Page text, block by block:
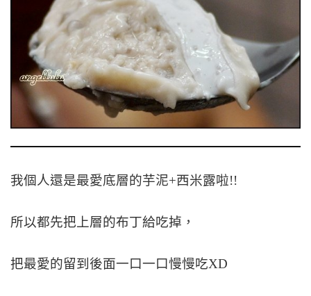
我個人還是最愛底層的芋泥+西米露啦!!
所以都先把上層的布丁給吃掉，
把最愛的留到後面一口一口慢慢吃XD